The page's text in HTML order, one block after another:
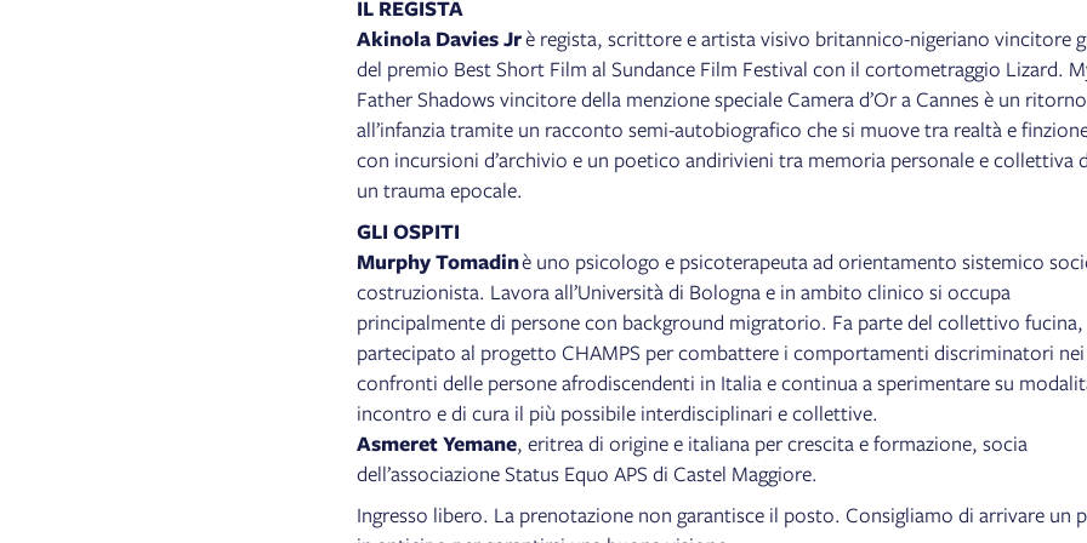
IL REGISTA
Akinola Davies Jrè regista, scrittore e artista visivo britannico-nigeriano vincitore
del premio Best Short Film al Sundance Film Festival con il cortometraggio Lizard.
Father Shadows vincitore della menzione speciale Camera d’Or a Cannes è un ritorno
all’infanzia tramite un racconto semi-autobiografico che si muove tra realtà e
con incursioni d’archivio e un poetico andirivieni tra memoria personale e collettiva
un trauma epocale.
GLI OSPITI
Murphy Tomadinè uno psicologo e psicoterapeuta ad orientamento sistemico
costruzionista. Lavora all’Università di Bologna e in ambito clinico si occupa
principalmente di persone con background migratorio. Fa parte del collettivo fucina,
partecipato al progetto CHAMPS per combattere i comportamenti discriminatori nei
confronti delle persone afrodiscendenti in Italia e continua a sperimentare su
incontro e di cura il più possibile interdisciplinari e collettive.
Asmeret Yemane, eritrea di origine e italiana per crescita e formazione, socia
dell’associazione Status Equo APS di Castel Maggiore.
Ingresso libero. La prenotazione non garantisce il posto. Consigliamo di arrivare un